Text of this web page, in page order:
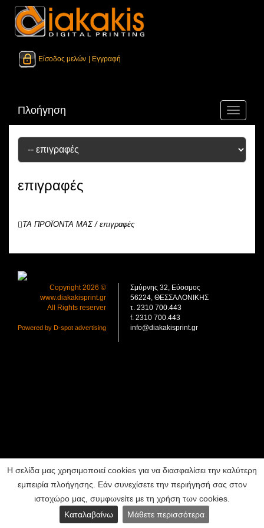
Η σελίδα μας χρησιμοποιεί cookies για να διασφαλίσει την καλύτερη
εμπειρία πλοήγησης. Εάν συνεχίσετε την περιήγησή σας στον
ιστοχώρο μας, συμφωνείτε με τη χρήση των cookies.
Καταλαβαίνω
Μάθετε περισσότερα
Είσοδος μελών | Εγγραφή
Toggle
Πλοήγηση
επιγραφές
ΤΑ ΠΡΟΪΟΝΤΑ ΜΑΣ / επιγραφές
Copyright 2026 ©
www.diakakisprint.gr
All Rights reserver
Powered by D-spot advertising
Σμύρνης 32, Εύοσμος
56224, ΘΕΣΣΑΛΟΝΙΚΗΣ
τ. 2310 700.443
f. 2310 700.443
info@diakakisprint.gr